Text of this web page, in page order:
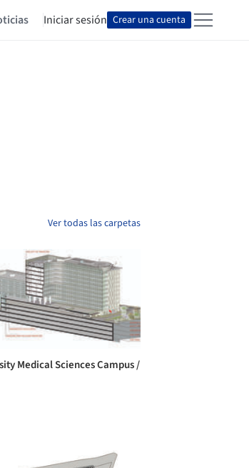
Iniciar sesión Crear una cuenta
Ver todas las carpetas
Medical Sciences Campus /